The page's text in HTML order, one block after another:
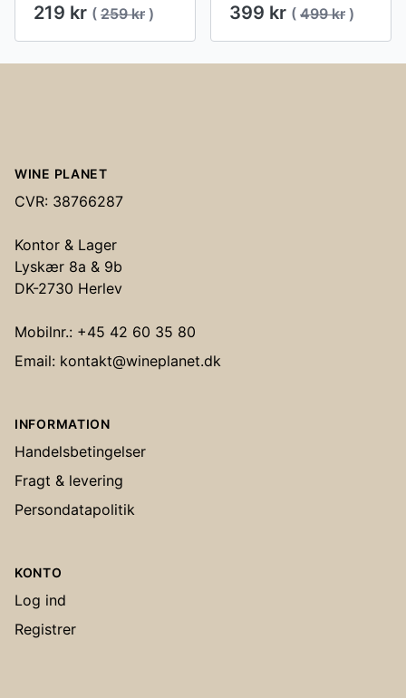
219 kr ( 259 kr ) 399 kr ( 499 kr )
WINE PLANET
CVR: 38766287
Kontor & Lager
Lyskær 8a & 9b
DK-2730 Herlev
Mobilnr.: +45 42 60 35 80
Email: kontakt@wineplanet.dk
INFORMATION
Handelsbetingelser
Fragt & levering
Persondatapolitik
KONTO
Log ind
Registrer